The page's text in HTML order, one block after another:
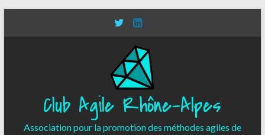
contenu
Club Agile Rhône-Alpes
Association pour la promotion des méthodes agiles de